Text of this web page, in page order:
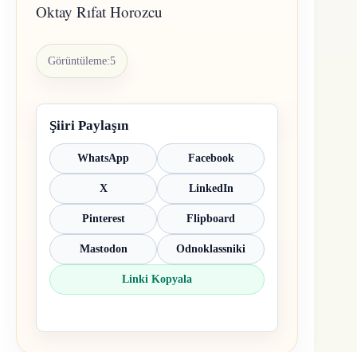
Oktay Rıfat Horozcu
Görüntüleme:5
Şiiri Paylaşın
WhatsApp Facebook
X LinkedIn
Pinterest Flipboard
Mastodon Odnoklassniki
Linki Kopyala